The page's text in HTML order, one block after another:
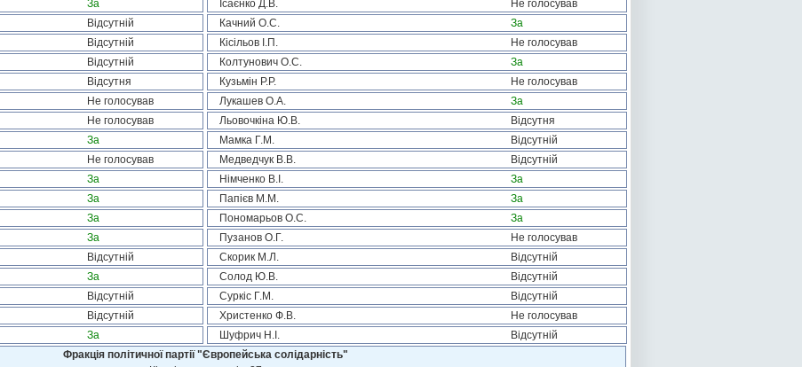
За Ісаєнко Д.В.
Не голосував
Відсутній Качний О.С.
За
Відсутній Кісільов І.П.
Не голосував
Відсутній Колтунович О.С.
За
Відсутня Кузьмін Р.Р.
Не голосував
Не голосував Лукашев О.А.
За
Не голосував Льовочкіна Ю.В.
Відсутня
За Мамка Г.М.
Відсутній
Не голосував Медведчук В.В.
Відсутній
За Німченко В.І.
За
За Папієв М.М.
За
За Пономарьов О.С.
За
За Пузанов О.Г.
Не голосував
Відсутній Скорик М.Л.
Відсутній
За Солод Ю.В.
Відсутній
Відсутній Суркіс Г.М.
Відсутній
Відсутній Христенко Ф.В.
Не голосував
За Шуфрич Н.І.
Відсутній
Фракція політичної партії "Європейська солідарність"